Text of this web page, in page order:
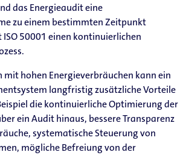
das Energieaudit eine
zu einem bestimmten Zeitpunkt
50001 einen kontinuierlichen
mit hohen Energieverbräuchen kann ein
langfristig zusätzliche Vorteile
die kontinuierliche Optimierung der
ein Audit hinaus, bessere Transparenz
systematische Steuerung von
mögliche Befreiung von der